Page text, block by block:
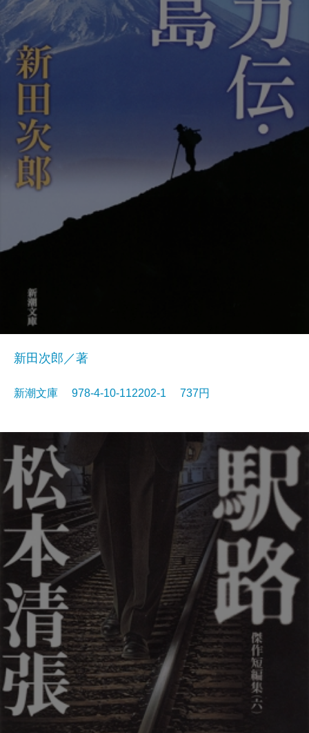
新田次郎／著
新潮文庫 978-4-10-112202-1 737円